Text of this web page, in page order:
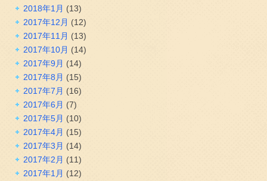
2018年1月 (13)
2017年12月 (12)
2017年11月 (13)
2017年10月 (14)
2017年9月 (14)
2017年8月 (15)
2017年7月 (16)
2017年6月 (7)
2017年5月 (10)
2017年4月 (15)
2017年3月 (14)
2017年2月 (11)
2017年1月 (12)